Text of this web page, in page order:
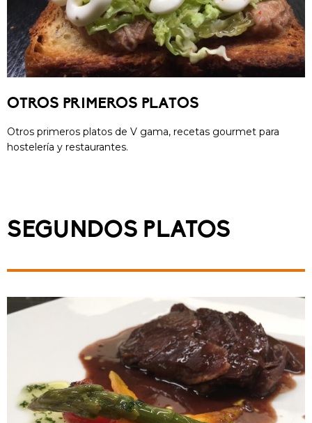
OTROS PRIMEROS PLATOS
Otros primeros platos de V gama, recetas gourmet para
hostelería y restaurantes.
SEGUNDOS PLATOS